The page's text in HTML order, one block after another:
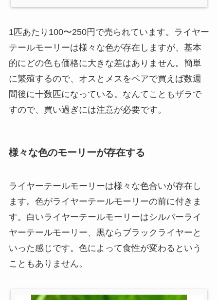
1匹あたり100〜250円で売られています。ライヤー
テールモーリーは様々な色が存在しますが、基本
的にどの色も価格に大きな差はありません。簡単
に繁殖するので、オスとメスをペアで買えば数週
間後に十数匹になっている。なんてこともザラで
すので、買い過ぎには注意が必要です。
様々な色のモーリーが存在する
ライヤーテールモーリーは様々な色合いが存在し
ます。色がライヤーテールモーリーの前に付きま
す。白いライヤーテールモーリーはシルバーライ
ヤーテールモーリー、黒ならブラックライヤーと
いった感じです。 色によって食性が変わるという
こともありません。